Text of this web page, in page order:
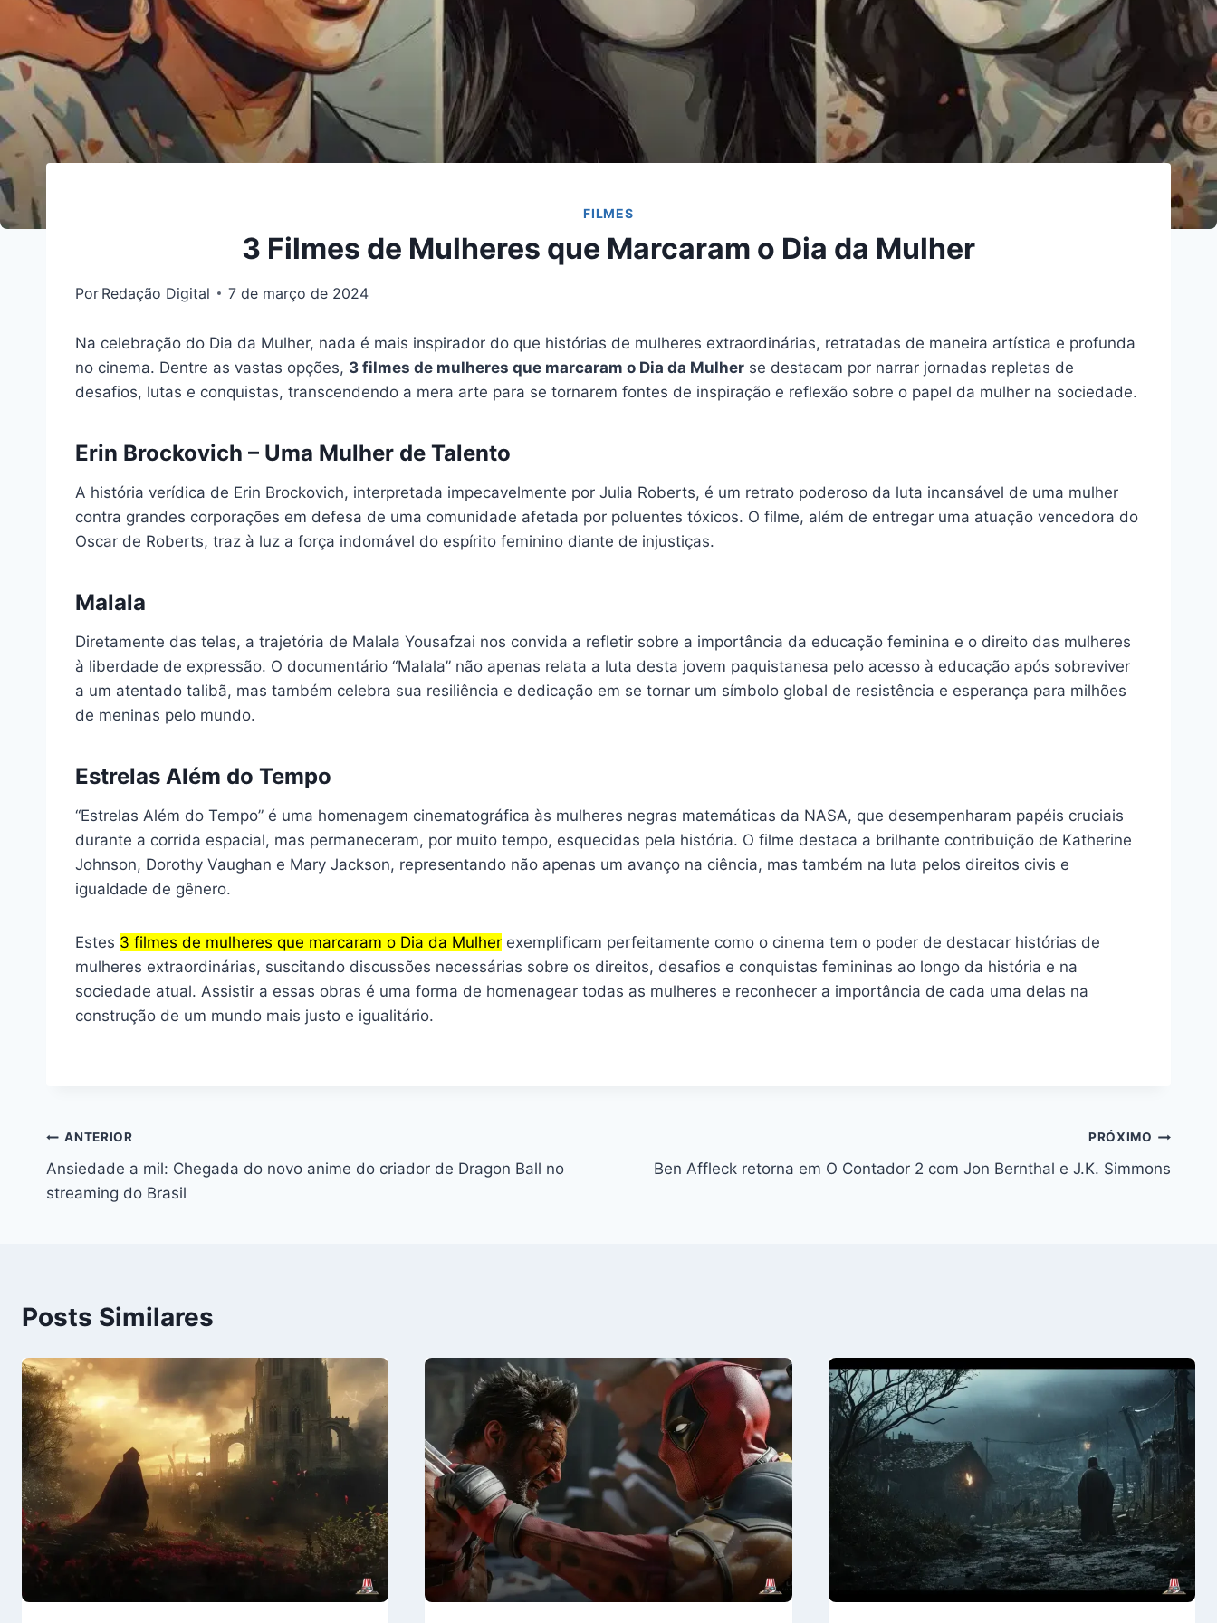
FILMES
3 Filmes de Mulheres que Marcaram o Dia da Mulher
Por Redação Digital 7 de março de 2024
Na celebração do Dia da Mulher, nada é mais inspirador do que histórias de mulheres extraordinárias, retratadas de maneira artística e profunda
no cinema. Dentre as vastas opções, 3 filmes de mulheres que marcaram o Dia da Mulher se destacam por narrar jornadas repletas de
desafios, lutas e conquistas, transcendendo a mera arte para se tornarem fontes de inspiração e reflexão sobre o papel da mulher na sociedade.
Erin Brockovich – Uma Mulher de Talento
A história verídica de Erin Brockovich, interpretada impecavelmente por Julia Roberts, é um retrato poderoso da luta incansável de uma mulher
contra grandes corporações em defesa de uma comunidade afetada por poluentes tóxicos. O filme, além de entregar uma atuação vencedora do
Oscar de Roberts, traz à luz a força indomável do espírito feminino diante de injustiças.
Malala
Diretamente das telas, a trajetória de Malala Yousafzai nos convida a refletir sobre a importância da educação feminina e o direito das mulheres
à liberdade de expressão. O documentário “Malala” não apenas relata a luta desta jovem paquistanesa pelo acesso à educação após sobreviver
a um atentado talibã, mas também celebra sua resiliência e dedicação em se tornar um símbolo global de resistência e esperança para milhões
de meninas pelo mundo.
Estrelas Além do Tempo
“Estrelas Além do Tempo” é uma homenagem cinematográfica às mulheres negras matemáticas da NASA, que desempenharam papéis cruciais
durante a corrida espacial, mas permaneceram, por muito tempo, esquecidas pela história. O filme destaca a brilhante contribuição de Katherine
Johnson, Dorothy Vaughan e Mary Jackson, representando não apenas um avanço na ciência, mas também na luta pelos direitos civis e
igualdade de gênero.
Estes 3 filmes de mulheres que marcaram o Dia da Mulher exemplificam perfeitamente como o cinema tem o poder de destacar histórias de
mulheres extraordinárias, suscitando discussões necessárias sobre os direitos, desafios e conquistas femininas ao longo da história e na
sociedade atual. Assistir a essas obras é uma forma de homenagear todas as mulheres e reconhecer a importância de cada uma delas na
construção de um mundo mais justo e igualitário.
Navegação
de
ANTERIOR
Ansiedade a mil: Chegada do novo anime do criador de Dragon Ball no
streaming do Brasil
PRÓXIMO
Ben Affleck retorna em O Contador 2 com Jon Bernthal e J.K. Simmons
Posts Similares